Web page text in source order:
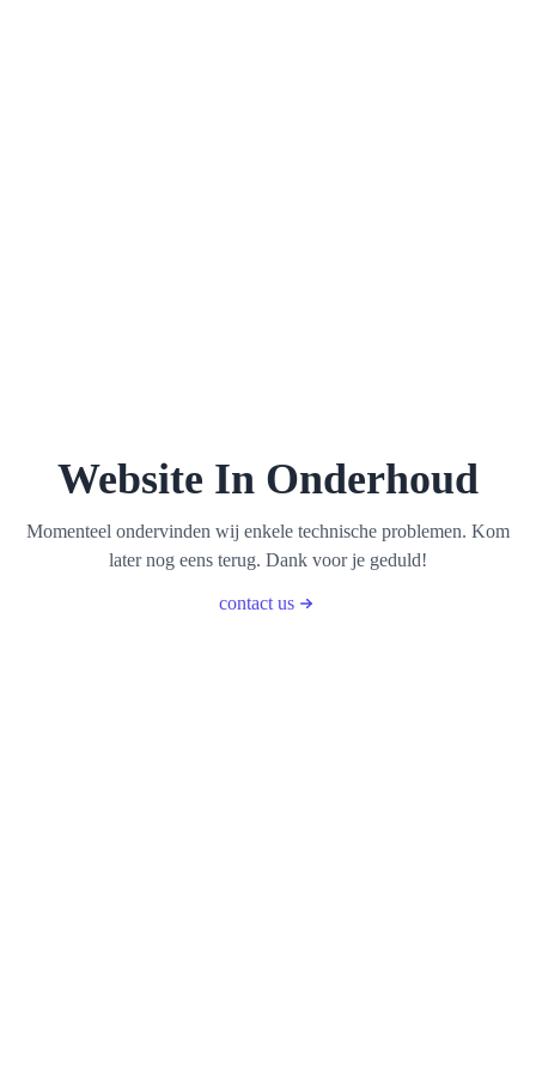
Website In Onderhoud
Momenteel ondervinden wij enkele technische problemen. Kom
later nog eens terug. Dank voor je geduld!
contact us